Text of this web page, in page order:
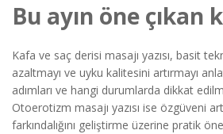
Bu ayın öne çıkan
Kafa ve saç derisi masajı yazısı, basit
azaltmayı ve uyku kalitesini artırmayı
adımları ve hangi durumlarda dikkat
Otoerotizm masajı yazısı ise özgüveni
farkındalığını geliştirme üzerine pratik